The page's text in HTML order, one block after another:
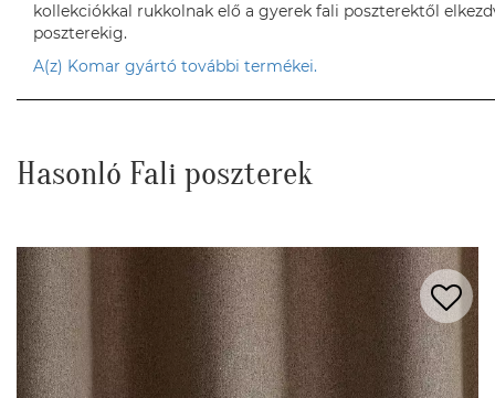
kollekciókkal rukkolnak elő a gyerek fali poszterektől
poszterekig.
A(z) Komar gyártó további termékei.
Hasonló Fali poszterek